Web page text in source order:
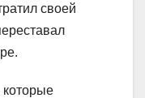
своей